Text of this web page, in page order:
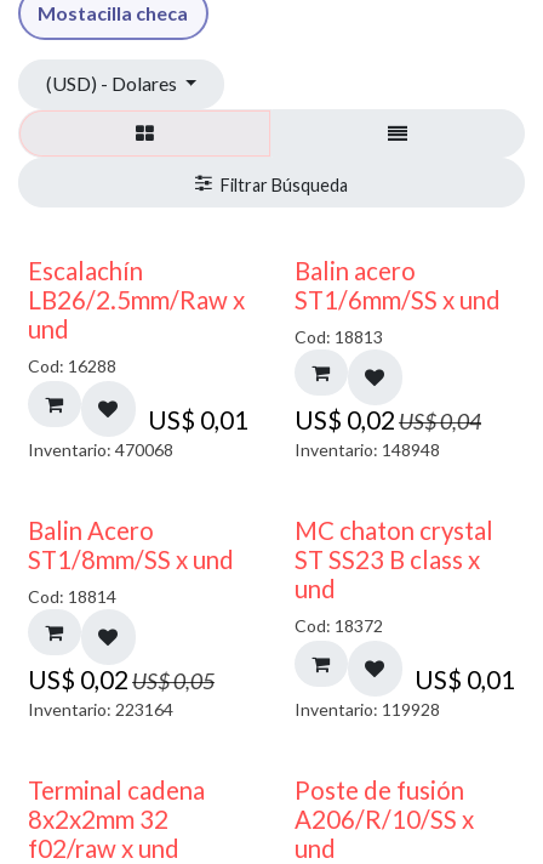
Mostacilla checa
(USD) - Dolares
Escalachín
LB26/2.5mm/Raw x
und
Cod: 16288
US$ 0,01
Inventario: 470068
50% DESCUENTO
Balin acero
ST1/6mm/SS x und
Cod: 18813
US$ 0,02US$0,04
Inventario: 148948
50% DESCUENTO
Balin Acero
ST1/8mm/SS x und
Cod: 18814
US$ 0,02US$0,05
Inventario: 223164
MC chaton crystal
ST SS23 B class x
und
Cod: 18372
US$ 0,01
Inventario: 119928
Terminal cadena
8x2x2mm 32
f02/raw x und
Poste de fusión
A206/R/10/SS x
und